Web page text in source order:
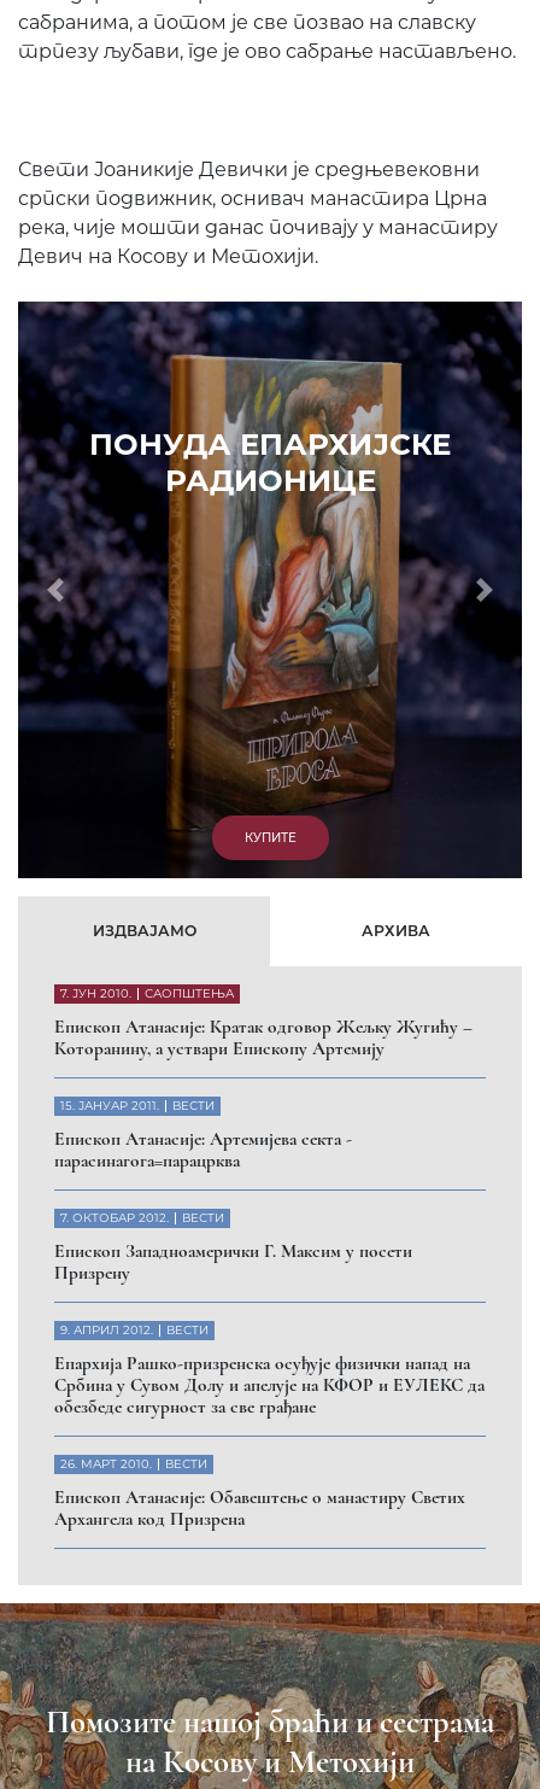
сабранима, а потом је све позвао на славску
трпезу љубави, где је ово сабрање настављено.
Свети Јоаникије Девички је средњевековни
српски подвижник, оснивач манастира Црна
река, чије мошти данас почивају у манастиру
Девич на Косову и Метохији.
ПОНУДА ЕПАРХИЈСКЕ
РАДИОНИЦЕ
КУПИТЕ
Prethodni
ИЗДВАЈАМО АРХИВА
7. ЈУН 2010. САОПШТЕЊА
Eпископ Атанасије: Кратак одговор Жељку Жугићу –
Которанину, а уствари Епископу Артемију
15. ЈАНУАР 2011. ВЕСТИ
Eпископ Атанасије: Артемијева секта -
парасинагога=парацрква
7. ОКТОБАР 2012. ВЕСТИ
Eпископ Западноамерички Г. Максим у посети
Призрену
9. АПРИЛ 2012. ВЕСТИ
Eпархија Рашко-призренска осуђује физички напад на
Србина у Сувом Долу и апелује на КФОР и ЕУЛЕКС да
обезбеде сигурност за све грађане
26. МАРТ 2010. ВЕСТИ
Eпископ Атанасије: Обавештење о манастиру Светих
Архангела код Призрена
Помозите нашој браћи и сестрама
на Косову и Метохији